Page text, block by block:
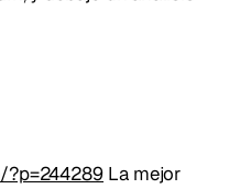
?p=244289 La mejor